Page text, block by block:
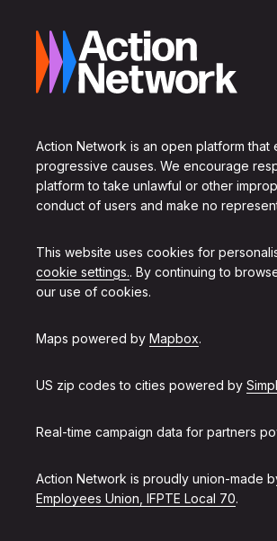
Action Network is an open platform
progressive causes. We encourage
platform to take unlawful or other
conduct of users and make no
This website uses cookies for
cookie settings.. By continuing to
our use of cookies.
Maps powered by Mapbox.
US zip codes to cities powered by
Real-time campaign data for partners
Action Network is proudly union-made
Employees Union, IFPTE Local 70.